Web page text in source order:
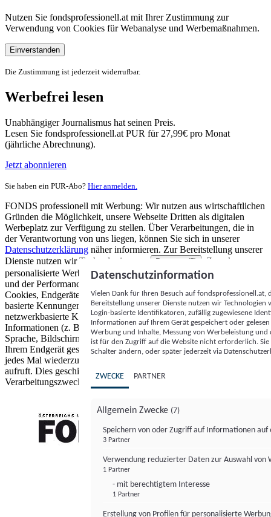
Nutzen Sie fondsprofessionell.at mit Ihrer Zustimmung zur
Verwendung von Cookies für Webanalyse und Werbemaßnahmen.
Einverstanden
Die Zustimmung ist jederzeit widerrufbar.
Werbefrei lesen
Unabhängiger Journalismus hat seinen Preis.
Lesen Sie fondsprofessionell.at PUR für 27,99€ pro Monat
(jährliche Abrechnung).
Jetzt abonnieren
Sie haben ein PUR-Abo? Hier anmelden.
FONDS professionell mit Werbung: Wir nutzen aus wirtschaftlichen
Gründen die Möglichkeit, unsere Webseite Dritten als digitalen
Werbeplatz zur Verfügung zu stellen. Über Verarbeitungen, die in
der Verantwortung von uns liegen, können Sie sich in unserer
Datenschutzerklärung näher informieren. Zur Bereitstellung unserer
Dienste nutzen wir Technologien von
Partnern (5)
. Zwecke:
personalisierte Werbung und Inhalte, Messung von Werbeleistung
und der Performance von Inhalten sowie Zielgruppenforschung.
Cookies, Endgeräte- oder ähnliche Online-Kennungen (z. B. login-
basierte Kennungen, zufällig generierte Kennungen,
netzwerkbasierte Kennungen) können zusammen mit anderen
Informationen (z. B. Browsertyp und Browserinformationen,
Sprache, Bildschirmgröße, unterstützte Technologien usw.) auf
Ihrem Endgerät gespeichert oder von dort ausgelesen werden, um es
jedes Mal wiederzuerkennen, wenn es eine App oder einer Webseite
aufruft. Dies geschieht für einen oder mehrere der hier aufgeführten
Verarbeitungszwecke.
Datenschutzinformation
Vielen Dank für Ihren Besuch auf
Bereitstellung unserer Dienste nutzen wir Technologien
Login-basierte Identifikatoren, zufällig zugewiesene
Informationen auf Ihrem Gerät gespeichert oder
Werbung und Inhalte, Messung von Werbeleistung
ist für den Zugriff auf die Website nicht erforderlich.
Schalter ändern, oder später jederzeit via
ZWECKE PARTNER
Allgemein Zwecke (7)
Speichern von oder Zugriff auf Informationen auf
3 Partner
Verwendung reduzierter Daten zur Auswahl von
1 Partner
- mit berechtigtem Interesse
1 Partner
Erstellung von Profilen für personalisierte
FONDS professionell